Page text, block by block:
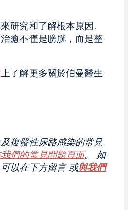
研究和了解根本原因。
癒不僅是膀胱，而是整
上了解更多關於伯曼醫生
復發性尿路感染的常見
們的常見問題頁面。
如
以在下方留言 或與我們